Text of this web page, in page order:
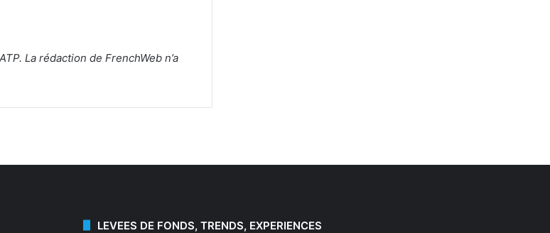
La rédaction de FrenchWeb n’a
LEVEES DE FONDS, TRENDS, EXPERIENCES